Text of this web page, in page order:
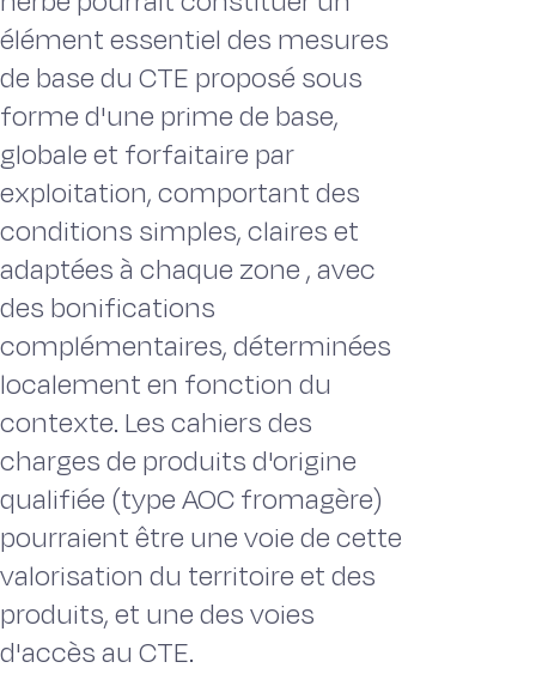
élément essentiel des mesures
de base du CTE proposé sous
forme d'une prime de base,
globale et forfaitaire par
exploitation, comportant des
conditions simples, claires et
adaptées à chaque zone , avec
des bonifications
complémentaires, déterminées
localement en fonction du
contexte. Les cahiers des
charges de produits d'origine
qualifiée (type AOC fromagère)
pourraient être une voie de cette
valorisation du territoire et des
produits, et une des voies
d'accès au CTE.